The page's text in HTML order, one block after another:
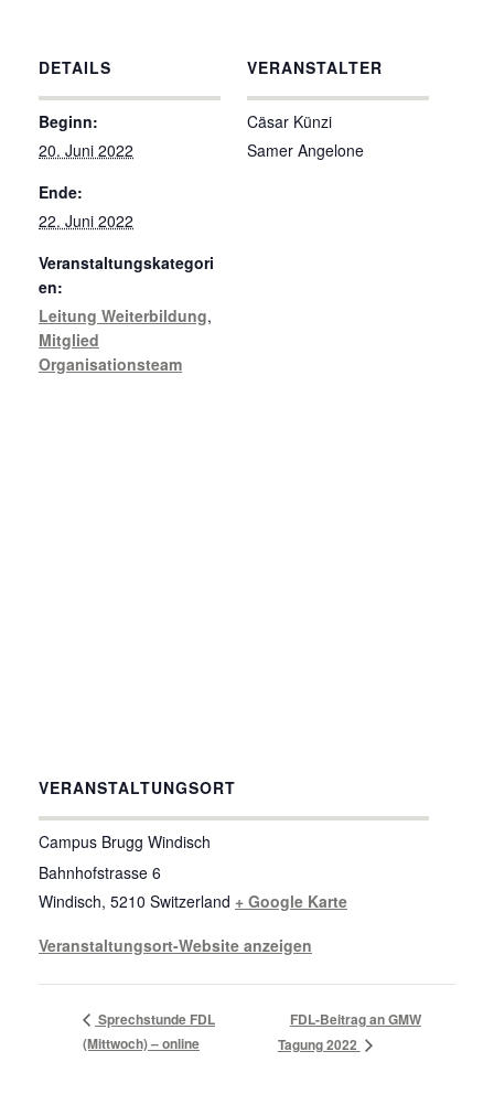
DETAILS
Beginn:
20. Juni 2022
Ende:
22. Juni 2022
Veranstaltungskategori
en:
Leitung Weiterbildung,
Mitglied
Organisationsteam
VERANSTALTER
Cäsar Künzi
Samer Angelone
VERANSTALTUNGSORT
Campus Brugg Windisch
Bahnhofstrasse 6
Windisch, 5210 Switzerland + Google Karte
Veranstaltungsort-Website anzeigen
Sprechstunde FDL
(Mittwoch) – online
FDL-Beitrag an GMW
Tagung 2022